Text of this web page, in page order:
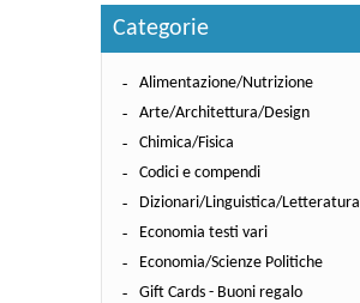
I nostri serviziCategorie
Alimentazione/Nutrizione
Arte/Architettura/Design
Chimica/Fisica
Codici e compendi
Dizionari/Linguistica/Letteratura
Economia testi vari
Economia/Scienze Politiche
Gift Cards - Buoni regalo